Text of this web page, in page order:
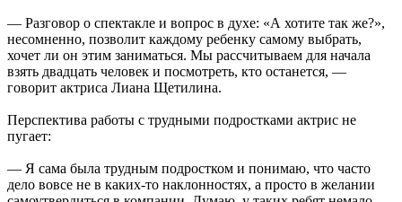
— Разговор о спектакле и вопрос в духе: «А хотите так же?»,
несомненно, позволит каждому ребенку самому выбрать,
хочет ли он этим заниматься. Мы рассчитываем для начала
взять двадцать человек и посмотреть, кто останется, —
говорит актриса Лиана Щетилина.
Перспектива работы с трудными подростками актрис не
пугает:
— Я сама была трудным подростком и понимаю, что часто
дело вовсе не в каких-то наклонностях, а просто в желании